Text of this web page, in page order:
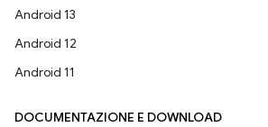
Android 13
Android 12
Android 11
DOCUMENTAZIONE E DOWNLOAD